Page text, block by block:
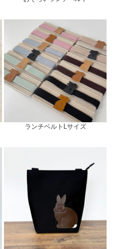
ランチベルトLサイズ